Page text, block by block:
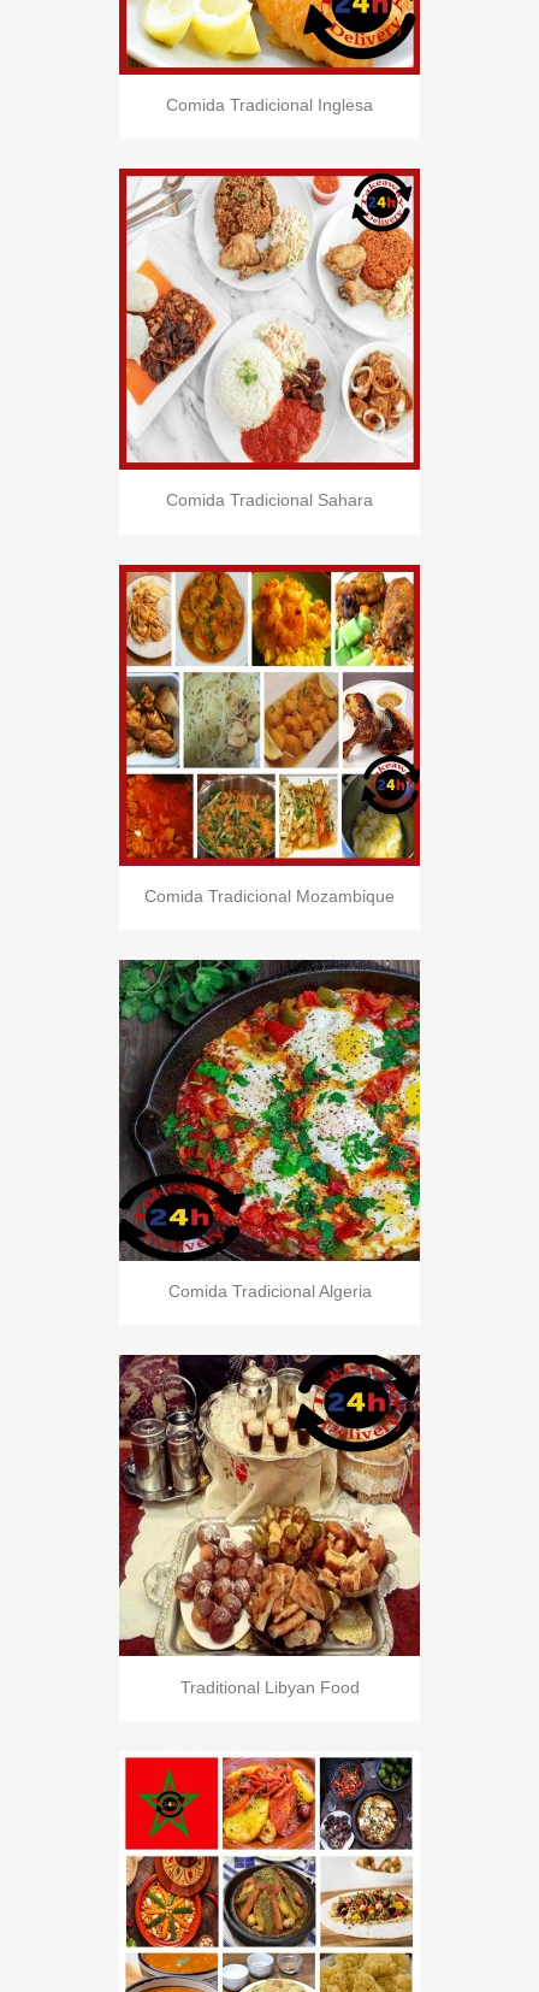
Comida Tradicional Inglesa
Comida Tradicional Sahara
Comida Tradicional Mozambique
Comida Tradicional Algeria
Traditional Libyan Food